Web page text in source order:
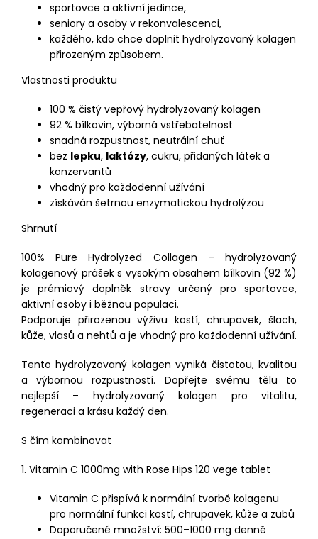
sportovce a aktivní jedince,
seniory a osoby v rekonvalescenci,
každého, kdo chce doplnit hydrolyzovaný kolagen
přirozeným způsobem.
Vlastnosti produktu
100 % čistý vepřový hydrolyzovaný kolagen
92 % bílkovin, výborná vstřebatelnost
snadná rozpustnost, neutrální chuť
bez lepku, laktózy, cukru, přidaných látek a
konzervantů
vhodný pro každodenní užívání
získáván šetrnou enzymatickou hydrolýzou
Shrnutí
100% Pure Hydrolyzed Collagen – hydrolyzovaný
kolagenový prášek s vysokým obsahem bílkovin (92 %)
je prémiový doplněk stravy určený pro sportovce,
aktivní osoby i běžnou populaci.
Podporuje přirozenou výživu kostí, chrupavek, šlach,
kůže, vlasů a nehtů a je vhodný pro každodenní užívání.
Tento hydrolyzovaný kolagen vyniká čistotou, kvalitou
a výbornou rozpustností. Dopřejte svému tělu to
nejlepší – hydrolyzovaný kolagen pro vitalitu,
regeneraci a krásu každý den.
S čím kombinovat
1. Vitamin C 1000mg with Rose Hips 120 vege tablet
Vitamin C přispívá k normální tvorbě kolagenu
pro normální funkci kostí, chrupavek, kůže a zubů
Doporučené množství: 500–1000 mg denně